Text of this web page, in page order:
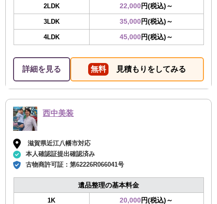
2LDK 22,000円(税込)～
3LDK 35,000円(税込)～
4LDK 45,000円(税込)～
詳細を見る 無料 見積もりをしてみる
西中美装
滋賀県近江八幡市対応
本人確認証提出確認済み
古物商許可証：第62226R066041号
遺品整理の基本料金
1K 20,000円(税込)～